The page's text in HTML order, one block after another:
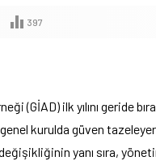
397
(GİAD) ilk yılını geride
genel kurulda güven
yanı sıra,